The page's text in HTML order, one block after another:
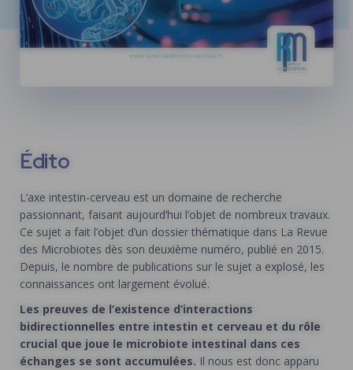
Édito
L’axe intestin-cerveau est un domaine de recherche
passionnant, faisant aujourd’hui l’objet de nombreux travaux.
Ce sujet a fait l’objet d’un dossier thématique dans La Revue
des Microbiotes dès son deuxième numéro, publié en 2015.
Depuis, le nombre de publications sur le sujet a explosé, les
connaissances ont largement évolué.
Les preuves de l’existence d’interactions
bidirectionnelles entre intestin et cerveau et du rôle
crucial que joue le microbiote intestinal dans ces
échanges se sont accumulées. Il nous est donc apparu